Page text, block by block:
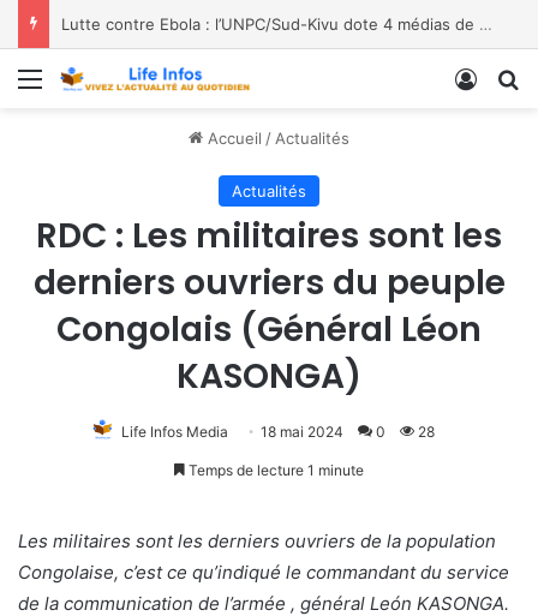
Lutte contre Ebola : l’UNPC/Sud-Kivu dote 4 médias de Bukavu de kits de lavage des mains, les bénéficiaires saluent le geste
Menu
Accueil / Actualités
Actualités
RDC : Les militaires sont les
derniers ouvriers du peuple
Congolais (Général Léon
KASONGA)
Life Infos Media 18 mai 2024 0 28
Temps de lecture 1 minute
Les militaires sont les derniers ouvriers de la population
Congolaise, c’est ce qu’indiqué le commandant du service
de la communication de l’armée , général León KASONGA.